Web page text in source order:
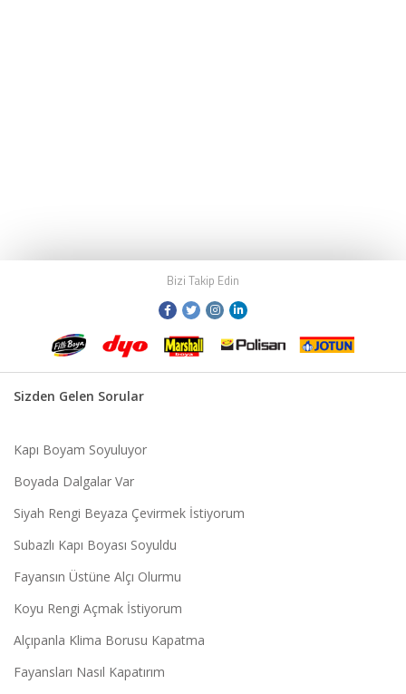
Bizi Takip Edin
Sizden Gelen Sorular
Kapı Boyam Soyuluyor
Boyada Dalgalar Var
Siyah Rengi Beyaza Çevirmek İstiyorum
Subazlı Kapı Boyası Soyuldu
Fayansın Üstüne Alçı Olurmu
Koyu Rengi Açmak İstiyorum
Alçıpanla Klima Borusu Kapatma
Fayansları Nasıl Kapatırım